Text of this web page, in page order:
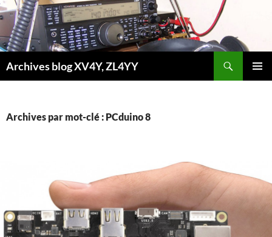
Aller
au
contenu
Archives blog XV4Y, ZL4YY
Archives par mot-clé : PCduino 8